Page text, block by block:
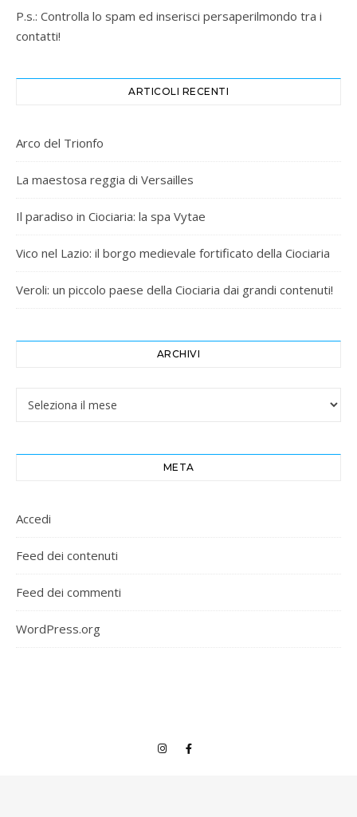
P.s.: Controlla lo spam ed inserisci persaperilmondo tra i
contatti!
ARTICOLI RECENTI
Arco del Trionfo
La maestosa reggia di Versailles
Il paradiso in Ciociaria: la spa Vytae
Vico nel Lazio: il borgo medievale fortificato della Ciociaria
Veroli: un piccolo paese della Ciociaria dai grandi contenuti!
ARCHIVI
Archivi
META
Accedi
Feed dei contenuti
Feed dei commenti
WordPress.org